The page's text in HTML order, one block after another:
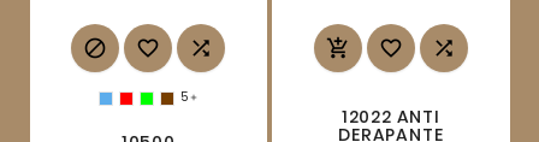
  
5 
  
12022 ANTI
DERAPANTE